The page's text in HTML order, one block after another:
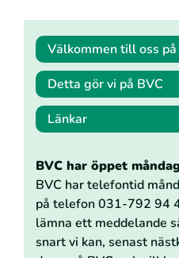
Välkommen till oss på
Detta gör vi på BVC
Länkar
BVC har öppet
BVC har telefontid
på telefon 031-792 94
lämna ett meddelande
snart vi kan, senast